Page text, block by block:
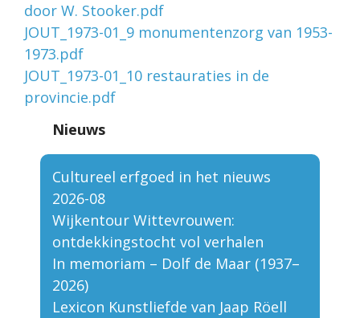
door W. Stooker.pdf
JOUT_1973-01_9 monumentenzorg van 1953-
1973.pdf
JOUT_1973-01_10 restauraties in de
provincie.pdf
Nieuws
Cultureel erfgoed in het nieuws
2026-08
Wijkentour Wittevrouwen:
ontdekkingstocht vol verhalen
In memoriam – Dolf de Maar (1937–
2026)
Lexicon Kunstliefde van Jaap Röell